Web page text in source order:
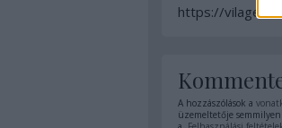
https://
A hozzászólások a
üzemeltetője